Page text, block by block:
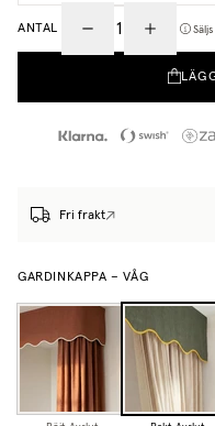
ANTAL
Fri frakt
GARDINKAPPA – VÅG